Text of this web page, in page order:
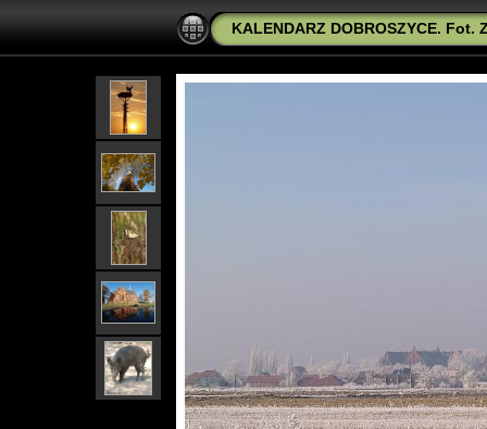
KALENDARZ DOBROSZYCE.